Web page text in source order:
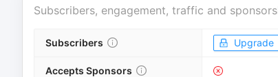
Subscribers, engagement, traffic and
Subscribers Upgrade
Accepts Sponsors